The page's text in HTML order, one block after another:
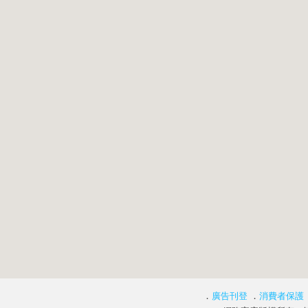
． 廣告刊登 ． 消費者保護